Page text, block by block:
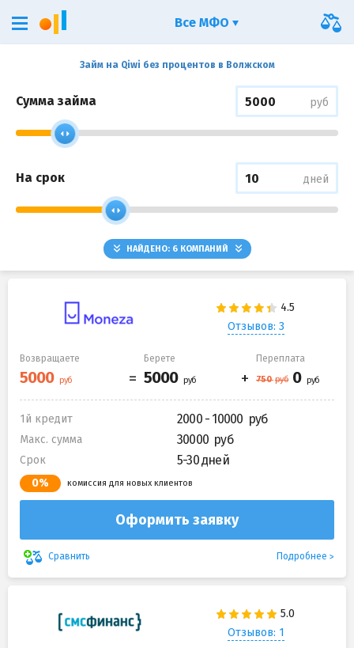
Займ на Qiwi без процентов в Волжском
Сумма займа руб
На срок дней
НАЙДЕНО: 6КОМПАНИЙ
Отзывов: 3
Возвращаете Берете Переплата
1й кредит 2000 - 10000
Макс. сумма 30000
Срок 5-30 дней
0% комиссия для новых клиентов
Оформить заявку
Сравнить Подробнее
Отзывов: 1
Все МФО